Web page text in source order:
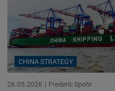
CHINA STRATEGY
26.05.2026 Frederic Spohr